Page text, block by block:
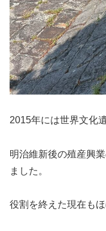
2015年には世界文化
明治維新後の殖産興
ました。
役割を終えた現在も